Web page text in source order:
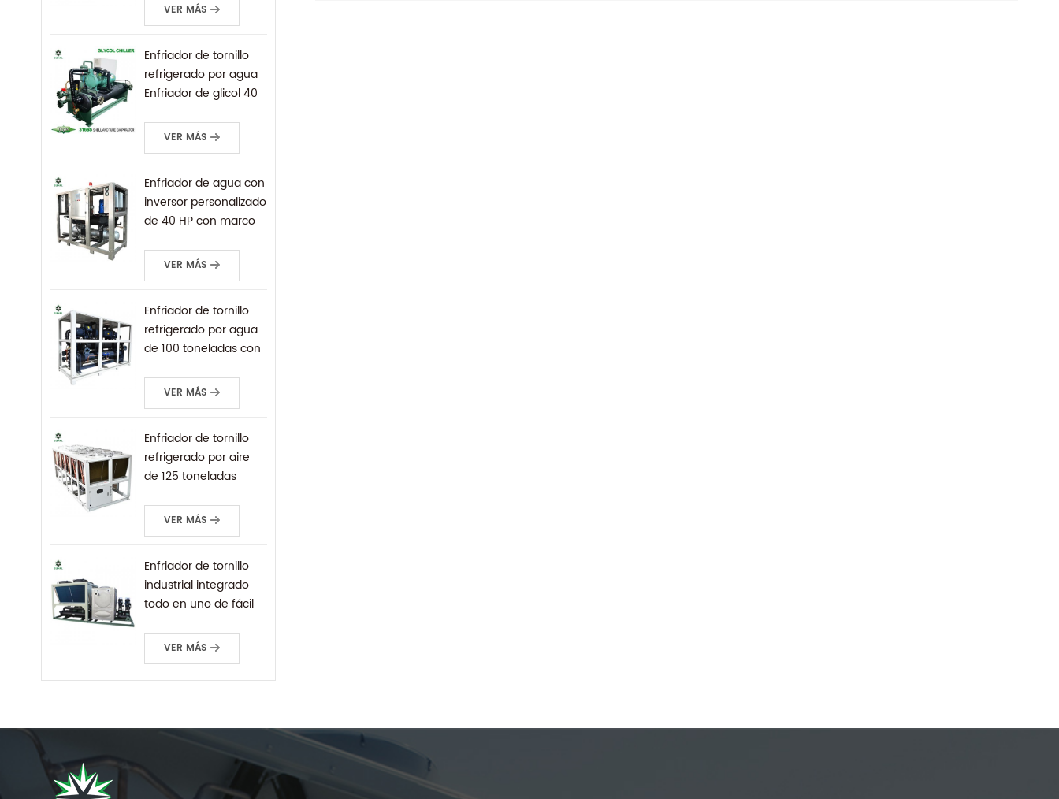
montado sobre patín
para baja
VER MÁS
Enfriador de tornillo
refrigerado por agua
Enfriador de glicol 40
VER MÁS
Enfriador de agua con
inversor personalizado
de 40 HP con marco
304VER MÁS
Enfriador de tornillo
refrigerado por agua
de 100 toneladas con
VER MÁS
Enfriador de tornillo
refrigerado por aire
de 125 toneladas
fábrica para
refrigeración industrial
VER MÁS
Enfriador de tornillo
industrial integrado
todo en uno de fácil
por aire
VER MÁS